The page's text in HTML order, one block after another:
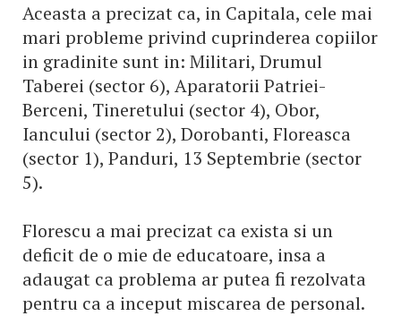
Aceasta a precizat ca, in Capitala, cele mai
mari probleme privind cuprinderea copiilor
in gradinite sunt in: Militari, Drumul
Taberei (sector 6), Aparatorii Patriei-
Berceni, Tineretului (sector 4), Obor,
Iancului (sector 2), Dorobanti, Floreasca
(sector 1), Panduri, 13 Septembrie (sector
5).
Florescu a mai precizat ca exista si un
deficit de o mie de educatoare, insa a
adaugat ca problema ar putea fi rezolvata
pentru ca a inceput miscarea de personal.